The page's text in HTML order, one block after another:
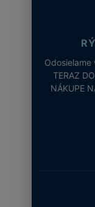
TERAZ
NÁKUPE